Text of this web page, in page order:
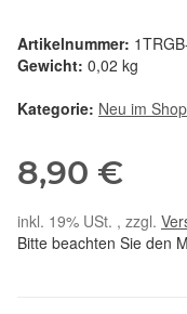
Artikelnummer:
Gewicht: 0,02 kg
Kategorie: Neu im Shop
8,90 €
inkl. 19% USt. , zzgl.
Bitte beachten Sie den